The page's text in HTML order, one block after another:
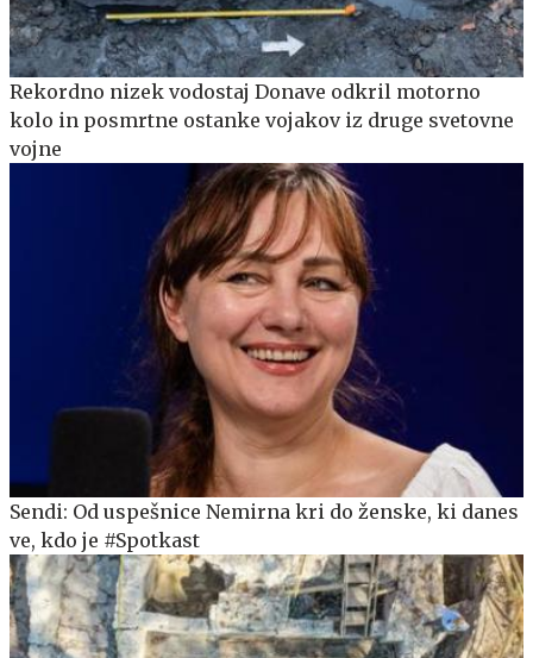
Rekordno nizek vodostaj Donave odkril motorno
kolo in posmrtne ostanke vojakov iz druge svetovne
vojne
Sendi: Od uspešnice Nemirna kri do ženske, ki danes
ve, kdo je #Spotkast